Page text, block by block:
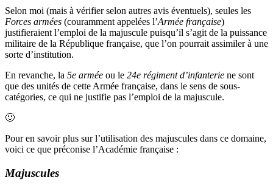
Selon moi (mais à vérifier selon autres avis éventuels), seules les
Forces armées (couramment appelées l’Armée française)
justifieraient l’emploi de la majuscule puisqu’il s’agit de la puissance
militaire de la République française, que l’on pourrait assimiler à une
sorte d’institution.
En revanche, la 5e armée ou le 24e régiment d’infanterie ne sont
que des unités de cette Armée française, dans le sens de sous-
catégories, ce qui ne justifie pas l’emploi de la majuscule.
🙂
Pour en savoir plus sur l’utilisation des majuscules dans ce domaine,
voici ce que préconise l’Académie française :
Majuscules